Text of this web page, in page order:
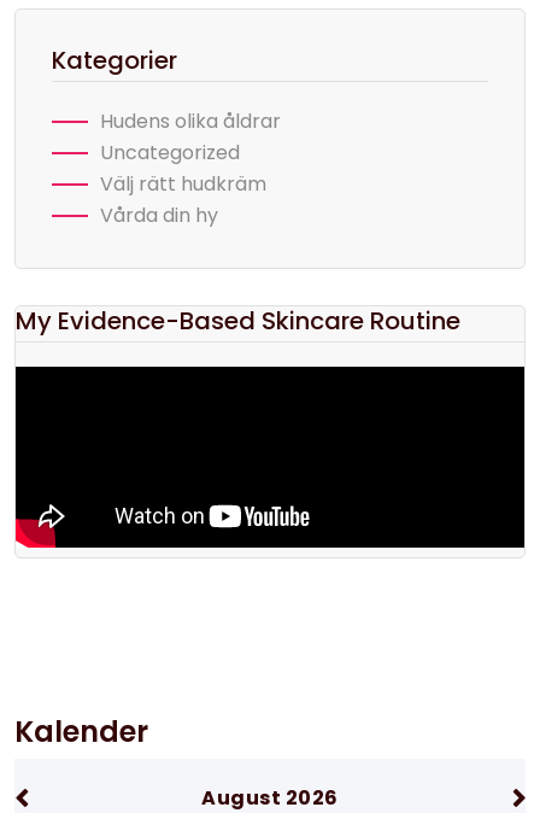
Kategorier
Hudens olika åldrar
Uncategorized
Välj rätt hudkräm
Vårda din hy
My Evidence-Based Skincare Routine
Kalender
August 2026